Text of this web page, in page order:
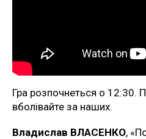
Гра розпочнеться о 12:30.
вболівайте за наших.
Владислав ВЛАСЕНКО,